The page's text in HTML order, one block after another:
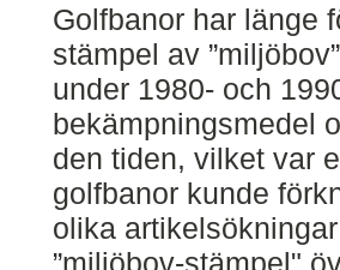
Golfbanor har länge
stämpel av
under 1980- och
bekämpningsmedel
den tiden, vilket var
golfbanor kunde
olika
”miljöbov-stämpel"